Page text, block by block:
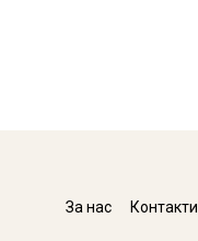
За нас Контакти